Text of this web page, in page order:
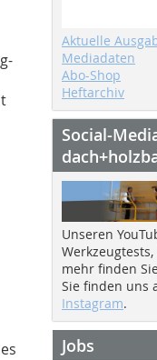
Aktuelle
Mediadaten
Abo-Shop
Heftarchiv
Social-
Unseren
mehr finden Sie
Sie finden uns
Instagram.
Jobs